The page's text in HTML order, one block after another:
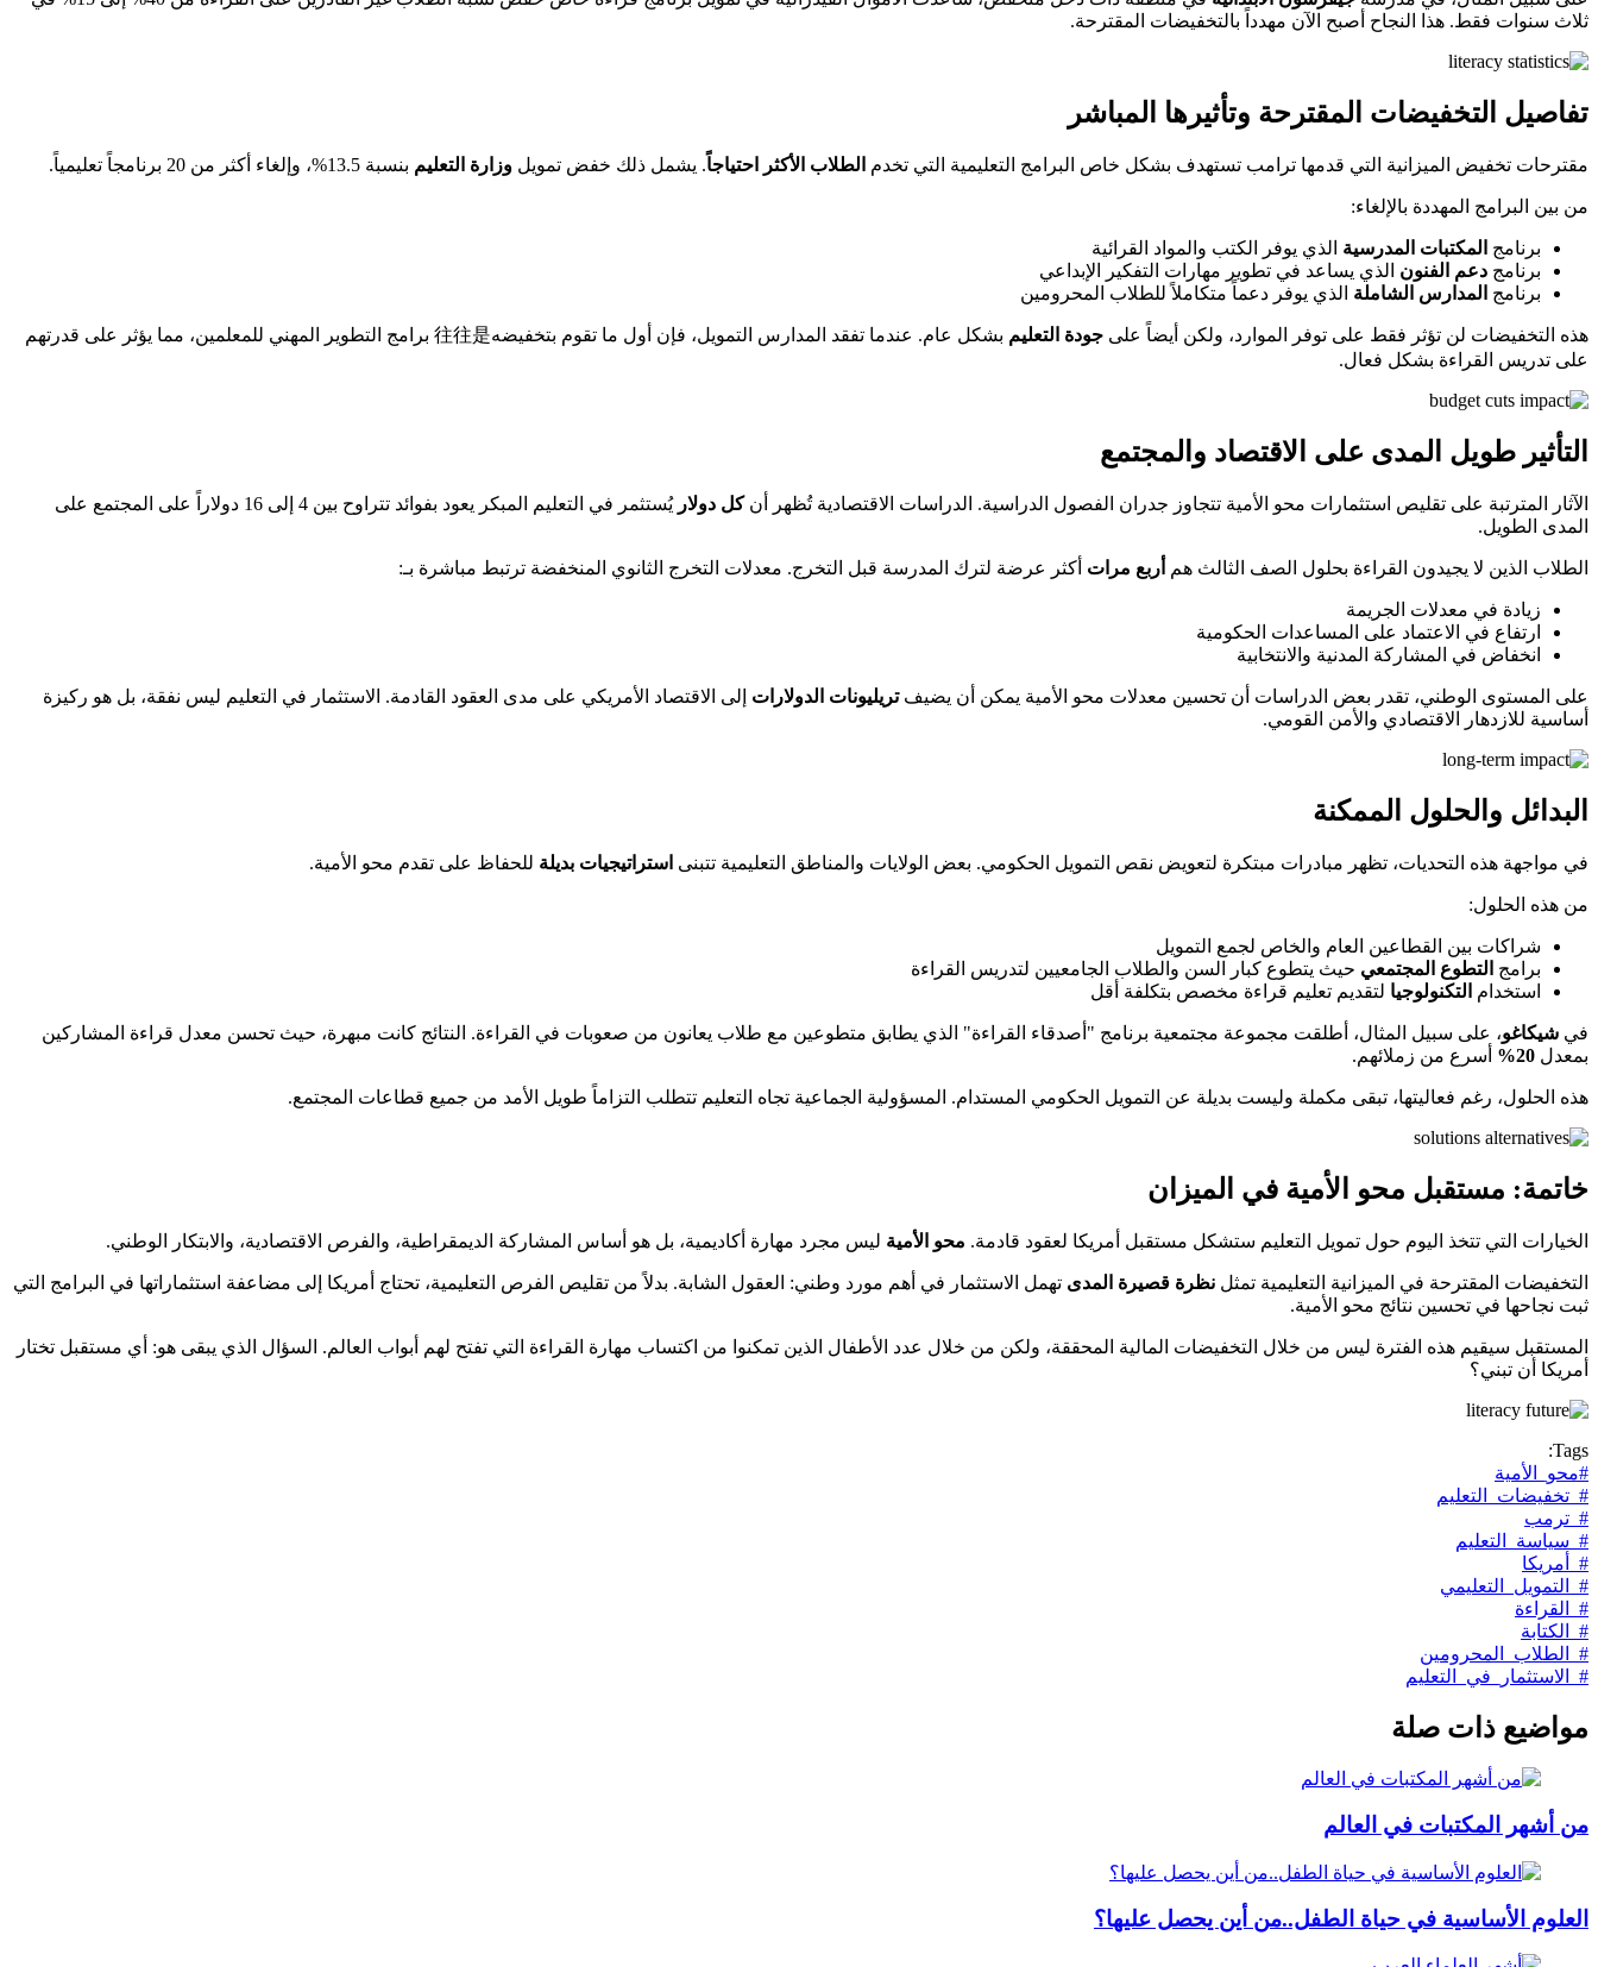
ثلاث سنوات فقط. هذا النجاح أصبح الآن مهدداً بالتخفيضات المقترحة.
تفاصيل التخفيضات المقترحة وتأثيرها المباشر
مقترحات تخفيض الميزانية التي قدمها ترامب تستهدف بشكل خاص البرامج التعليمية التي تخدم الطلاب الأكثر احتياجاً. يشمل ذلك خفض تمويل وزارة التعليم بنسبة 13.5%، وإلغاء أكثر من 20 برنامجاً تعليمياً.
من بين البرامج المهددة بالإلغاء:
برنامج المكتبات المدرسية الذي يوفر الكتب والمواد القرائية
برنامج دعم الفنون الذي يساعد في تطوير مهارات التفكير الإبداعي
برنامج المدارس الشاملة الذي يوفر دعماً متكاملاً للطلاب المحرومين
هذه التخفيضات لن تؤثر فقط على توفر الموارد، ولكن أيضاً على جودة التعليم
بشكل عام. عندما تفقد المدارس التمويل، فإن أول ما تقوم بتخفيضه往往是 برامج التطوير المهني للمعلمين، مما يؤثر على قدرتهم
على تدريس القراءة بشكل فعال.
التأثير طويل المدى على الاقتصاد والمجتمع
الآثار المترتبة على تقليص استثمارات محو الأمية تتجاوز جدران الفصول الدراسية. الدراسات الاقتصادية تُظهر أنكل دولار
يُستثمر في التعليم المبكر يعود بفوائد تتراوح بين 4 إلى 16 دولاراً على المجتمع على
المدى الطويل.
الطلاب الذين لا يجيدون القراءة بحلول الصف الثالث هم أربع مرات أكثر عرضة لترك المدرسة قبل التخرج. معدلات التخرج الثانوي المنخفضة ترتبط مباشرة بـ:
زيادة في معدلات الجريمة
ارتفاع في الاعتماد على المساعدات الحكومية
انخفاض في المشاركة المدنية والانتخابية
على المستوى الوطني، تقدر بعض الدراسات أن تحسين معدلات محو الأمية يمكن أن يضيفتريليونات الدولارات إلى الاقتصاد الأمريكي على مدى العقود القادمة. الاستثمار في التعليم ليس نفقة، بل هو ركيزة
أساسية للازدهار الاقتصادي والأمن القومي.
البدائل والحلول الممكنة
في مواجهة هذه التحديات، تظهر مبادرات مبتكرة لتعويض نقص التمويل الحكومي. بعض الولايات والمناطق التعليمية تتبنى استراتيجيات بديلة للحفاظ على تقدم محو الأمية.
من هذه الحلول:
شراكات بين القطاعين العام والخاص لجمع التمويل
برامج التطوع المجتمعي حيث يتطوع كبار السن والطلاب الجامعيين لتدريس القراءة
استخدام التكنولوجيا لتقديم تعليم قراءة مخصص بتكلفة أقل
في شيكاغو، على سبيل المثال، أطلقت مجموعة مجتمعية برنامج "أصدقاء القراءة" الذي يطابق متطوعين مع طلاب يعانون من صعوبات في القراءة. النتائج كانت مبهرة، حيث تحسن معدل قراءة المشاركين
بمعدل 20% أسرع من زملائهم.
هذه الحلول، رغم فعاليتها، تبقى مكملة وليست بديلة عن التمويل الحكومي المستدام. المسؤولية الجماعية تجاه التعليم تتطلب التزاماً طويل الأمد من جميع قطاعات المجتمع.
خاتمة: مستقبل محو الأمية في الميزان
الخيارات التي تتخذ اليوم حول تمويل التعليم ستشكل مستقبل أمريكا لعقود قادمة. محو الأمية ليس مجرد مهارة أكاديمية، بل هو أساس المشاركة الديمقراطية، والفرص الاقتصادية، والابتكار الوطني.
التخفيضات المقترحة في الميزانية التعليمية تمثل نظرة قصيرة المدى تهمل الاستثمار في أهم مورد وطني: العقول الشابة. بدلاً من تقليص الفرص التعليمية، تحتاج أمريكا إلى مضاعفة استثماراتها في البرامج التي
ثبت نجاحها في تحسين نتائج محو الأمية.
المستقبل سيقيم هذه الفترة ليس من خلال التخفيضات المالية المحققة، ولكن من خلال عدد الأطفال الذين تمكنوا من اكتساب مهارة القراءة التي تفتح لهم أبواب العالم. السؤال الذي يبقى هو: أي مستقبل تختار
أمريكا أن تبني؟
Tags:
#محو_الأمية
#_تخفيضات_التعليم
#_ترمب
#_سياسة_التعليم
#_أمريكا
#_التمويل_التعليمي
#_القراءة
#_الكتابة
#_الطلاب_المحرومين
#_الاستثمار_في_التعليم
مواضيع ذات صلة
من أشهر المكتبات في العالم
العلوم الأساسية في حياة الطفل..من أين يحصل عليها؟